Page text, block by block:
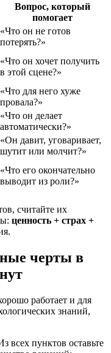
Вопрос, который
помогает
«Что он не готов
потерять?»
«Что он хочет получить
в этой сцене?»
«Что для него хуже
провала?»
«Что он делает
автоматически?»
«Он давит, уговаривает,
шутит или молчит?»
«Что его окончательно
выводит из роли?»
считайте их
ценность + страх +
черты в
работает и для
знаний,
всех пунктов оставьте